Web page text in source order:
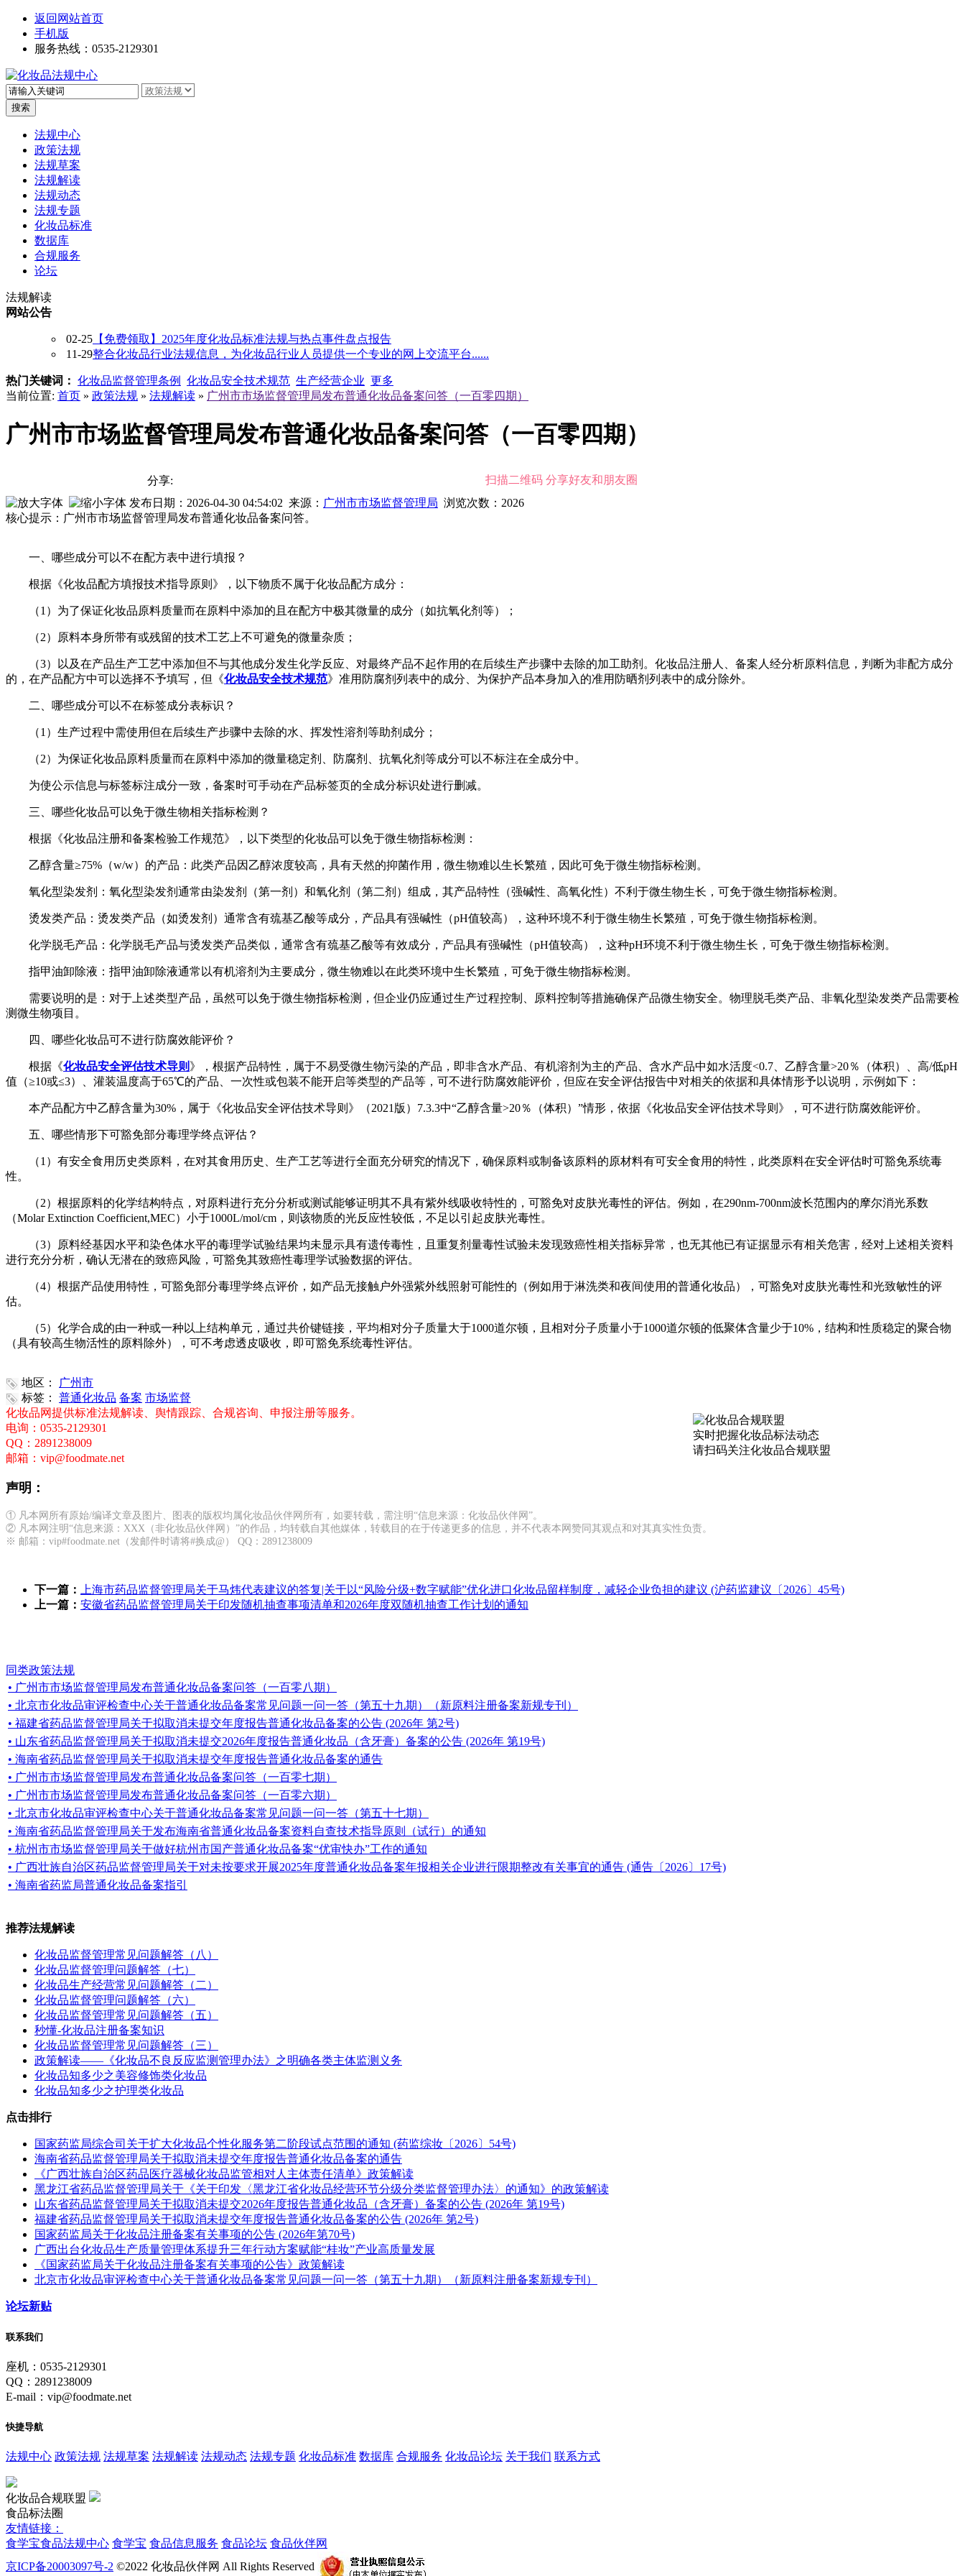
返回网站首页
手机版
服务热线：0535-2129301
法规中心
政策法规
法规草案
法规解读
法规动态
法规专题
化妆品标准
数据库
合规服务
论坛
法规解读
网站公告
02-25 【免费领取】2025年度化妆品标准法规与热点事件盘点报告
11-29整合化妆品行业法规信息，为化妆品行业人员提供一个专业的网上交流平台......
热门关键词： 化妆品监督管理条例 化妆品安全技术规范 生产经营企业 更多
当前位置: 首页 » 政策法规 » 法规解读 » 广州市市场监督管理局发布普通化妆品备案问答（一百零四期）
广州市市场监督管理局发布普通化妆品备案问答（一百零四期）
分享:
扫描二维码 分享好友和朋友圈
发布日期：2026-04-30 04:54:02 来源： 广州市市场监督管理局 浏览次数： 2026
核心提示：广州市市场监督管理局发布普通化妆品备案问答。
一、哪些成分可以不在配方表中进行填报？
根据《化妆品配方填报技术指导原则》，以下物质不属于化妆品配方成分：
（1）为了保证化妆品原料质量而在原料中添加的且在配方中极其微量的成分（如抗氧化剂等）；
（2）原料本身所带有或残留的技术工艺上不可避免的微量杂质；
（3）以及在产品生产工艺中添加但不与其他成分发生化学反应、对最终产品不起作用的在后续生产步骤中去除的加工助剂。化妆品注册人、备案人经分析原料信息，判断为非配方成分
的，在产品配方中可以选择不予填写，但《化妆品安全技术规范》准用防腐剂列表中的成分、为保护产品本身加入的准用防晒剂列表中的成分除外。
二、哪些成分可以不在标签成分表标识？
（1）生产过程中需使用但在后续生产步骤中去除的水、挥发性溶剂等助剂成分；
（2）为保证化妆品原料质量而在原料中添加的微量稳定剂、防腐剂、抗氧化剂等成分可以不标注在全成分中。
为使公示信息与标签标注成分一致，备案时可手动在产品标签页的全成分标识处进行删减。
三、哪些化妆品可以免于微生物相关指标检测？
根据《化妆品注册和备案检验工作规范》，以下类型的化妆品可以免于微生物指标检测：
乙醇含量≥75%（w/w）的产品：此类产品因乙醇浓度较高，具有天然的抑菌作用，微生物难以生长繁殖，因此可免于微生物指标检测。
氧化型染发剂：氧化型染发剂通常由染发剂（第一剂）和氧化剂（第二剂）组成，其产品特性（强碱性、高氧化性）不利于微生物生长，可免于微生物指标检测。
烫发类产品：烫发类产品（如烫发剂）通常含有巯基乙酸等成分，产品具有强碱性（pH值较高），这种环境不利于微生物生长繁殖，可免于微生物指标检测。
化学脱毛产品：化学脱毛产品与烫发类产品类似，通常含有巯基乙酸等有效成分，产品具有强碱性（pH值较高），这种pH环境不利于微生物生长，可免于微生物指标检测。
指甲油卸除液：指甲油卸除液通常以有机溶剂为主要成分，微生物难以在此类环境中生长繁殖，可免于微生物指标检测。
需要说明的是：对于上述类型产品，虽然可以免于微生物指标检测，但企业仍应通过生产过程控制、原料控制等措施确保产品微生物安全。物理脱毛类产品、非氧化型染发类产品需要检
测微生物项目。
四、哪些化妆品可不进行防腐效能评价？
根据《化妆品安全评估技术导则 》，根据产品特性，属于不易受微生物污染的产品，即非含水产品、有机溶剂为主的产品、含水产品中如水活度<0.7、乙醇含量>20％（体积）、高/低pH
值（≥10或≤3）、灌装温度高于65℃的产品、一次性或包装不能开启等类型的产品等，可不进行防腐效能评价，但应在安全评估报告中对相关的依据和具体情形予以说明，示例如下：
本产品配方中乙醇含量为30%，属于《化妆品安全评估技术导则》（2021版）7.3.3中“乙醇含量>20％（体积）”情形，依据《化妆品安全评估技术导则》，可不进行防腐效能评价。
五、哪些情形下可豁免部分毒理学终点评估？
（1）有安全食用历史类原料，在对其食用历史、生产工艺等进行全面充分研究的情况下，确保原料或制备该原料的原材料有可安全食用的特性，此类原料在安全评估时可豁免系统毒
性。
（2）根据原料的化学结构特点，对原料进行充分分析或测试能够证明其不具有紫外线吸收特性的，可豁免对皮肤光毒性的评估。例如，在290nm-700nm波长范围内的摩尔消光系数
（Molar Extinction Coefficient,MEC）小于1000L/mol/cm，则该物质的光反应性较低，不足以引起皮肤光毒性。
（3）原料经基因水平和染色体水平的毒理学试验结果均未显示具有遗传毒性，且重复剂量毒性试验未发现致癌性相关指标异常，也无其他已有证据显示有相关危害，经对上述相关资料
进行充分分析，确认无潜在的致癌风险，可豁免其致癌性毒理学试验数据的评估。
（4）根据产品使用特性，可豁免部分毒理学终点评价，如产品无接触户外强紫外线照射可能性的（例如用于淋洗类和夜间使用的普通化妆品），可豁免对皮肤光毒性和光致敏性的评
估。
（5）化学合成的由一种或一种以上结构单元，通过共价键链接，平均相对分子质量大于1000道尔顿，且相对分子质量小于1000道尔顿的低聚体含量少于10%，结构和性质稳定的聚合物
（具有较高生物活性的原料除外），可不考虑透皮吸收，即可豁免系统毒性评估。
地区：
广州市
标签：
普通化妆品 备案 市场监督
化妆品网提供标准法规解读、舆情跟踪、合规咨询、申报注册等服务。
电询：0535-2129301
QQ：2891238009
邮箱：vip@foodmate.net
实时把握化妆品标法动态
请扫码关注化妆品合规联盟
声明：
① 凡本网所有原始/编译文章及图片、图表的版权均属化妆品伙伴网所有，如要转载，需注明“信息来源：化妆品伙伴网”。
② 凡本网注明“信息来源：XXX（非化妆品伙伴网）”的作品，均转载自其他媒体，转载目的在于传递更多的信息，并不代表本网赞同其观点和对其真实性负责。
※ 邮箱：vip#foodmate.net（发邮件时请将#换成@） QQ：2891238009
下一篇：
上海市药品监督管理局关于马炜代表建议的答复|关于以“风险分级+数字赋能”优化进口化妆品留样制度，减轻企业负担的建议 (沪药监建议〔2026〕45号)
上一篇： 安徽省药品监督管理局关于印发随机抽查事项清单和2026年度双随机抽查工作计划的通知
同类政策法规
• 广州市市场监督管理局发布普通化妆品备案问答（一百零八期）
• 北京市化妆品审评检查中心关于普通化妆品备案常见问题一问一答（第五十九期）（新原料注册备案新规专刊）
• 福建省药品监督管理局关于拟取消未提交年度报告普通化妆品备案的公告 (2026年 第2号)
• 山东省药品监督管理局关于拟取消未提交2026年度报告普通化妆品（含牙膏）备案的公告 (2026年 第19号)
• 海南省药品监督管理局关于拟取消未提交年度报告普通化妆品备案的通告
• 广州市市场监督管理局发布普通化妆品备案问答（一百零七期）
• 广州市市场监督管理局发布普通化妆品备案问答（一百零六期）
• 北京市化妆品审评检查中心关于普通化妆品备案常见问题一问一答（第五十七期）
• 海南省药品监督管理局关于发布海南省普通化妆品备案资料自查技术指导原则（试行）的通知
• 杭州市市场监督管理局关于做好杭州市国产普通化妆品备案“优审快办”工作的通知
• 广西壮族自治区药品监督管理局关于对未按要求开展2025年度普通化妆品备案年报相关企业进行限期整改有关事宜的通告 (通告〔2026〕17号)
• 海南省药监局普通化妆品备案指引
推荐法规解读
化妆品监督管理常见问题解答（八）
化妆品监督管理问题解答（七）
化妆品生产经营常见问题解答（二）
化妆品监督管理问题解答（六）
化妆品监督管理常见问题解答（五）
秒懂-化妆品注册备案知识
化妆品监督管理常见问题解答（三）
政策解读——《化妆品不良反应监测管理办法》之明确各类主体监测义务
化妆品知多少之美容修饰类化妆品
化妆品知多少之护理类化妆品
点击排行
国家药监局综合司关于扩大化妆品个性化服务第二阶段试点范围的通知 (药监综妆〔2026〕54号)
海南省药品监督管理局关于拟取消未提交年度报告普通化妆品备案的通告
《广西壮族自治区药品医疗器械化妆品监管相对人主体责任清单》政策解读
黑龙江省药品监督管理局关于《关于印发〈黑龙江省化妆品经营环节分级分类监督管理办法〉的通知》的政策解读
山东省药品监督管理局关于拟取消未提交2026年度报告普通化妆品（含牙膏）备案的公告 (2026年 第19号)
福建省药品监督管理局关于拟取消未提交年度报告普通化妆品备案的公告 (2026年 第2号)
国家药监局关于化妆品注册备案有关事项的公告 (2026年第70号)
广西出台化妆品生产质量管理体系提升​三年行动方案赋能“桂妆”产业高质量发展
《国家药监局关于化妆品注册备案有关事项的公告》政策解读
北京市化妆品审评检查中心关于普通化妆品备案常见问题一问一答（第五十九期）（新原料注册备案新规专刊）
论坛新贴
联系我们
座机：0535-2129301
QQ：2891238009
E-mail：vip@foodmate.net
快捷导航
法规中心 政策法规 法规草案 法规解读 法规动态 法规专题 化妆品标准 数据库 合规服务 化妆品论坛 关于我们 联系方式
化妆品合规联盟
食品标法圈
友情链接：
食学宝食品法规中心 食学宝 食品信息服务 食品论坛 食品伙伴网
京ICP备20003097号-2 ©2022 化妆品伙伴网 All Rights Reserved